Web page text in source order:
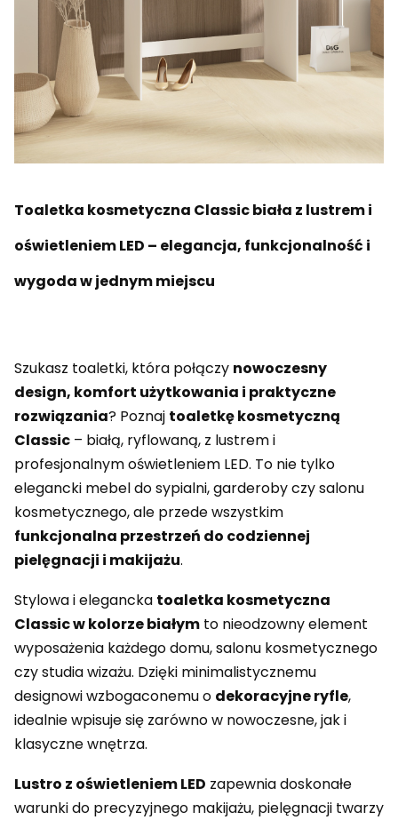
Toaletka kosmetyczna Classic biała z lustrem i
oświetleniem LED – elegancja, funkcjonalność i
wygoda w jednym miejscu
Szukasz toaletki, która połączy nowoczesny
design, komfort użytkowania i praktyczne
rozwiązania? Poznaj toaletkę kosmetyczną
Classic – białą, ryflowaną, z lustrem i
profesjonalnym oświetleniem LED. To nie tylko
elegancki mebel do sypialni, garderoby czy salonu
kosmetycznego, ale przede wszystkim
funkcjonalna przestrzeń do codziennej
pielęgnacji i makijażu.
Stylowa i elegancka toaletka kosmetyczna
Classic w kolorze białym to nieodzowny element
wyposażenia każdego domu, salonu kosmetycznego
czy studia wizażu. Dzięki minimalistycznemu
designowi wzbogaconemu o dekoracyjne ryfle,
idealnie wpisuje się zarówno w nowoczesne, jak i
klasyczne wnętrza.
Lustro z oświetleniem LED zapewnia doskonałe
warunki do precyzyjnego makijażu, pielęgnacji twarzy